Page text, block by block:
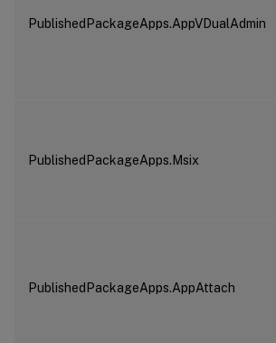
PublishedPackageApps.AppVDualAdmin
PublishedPackageApps.Msix
PublishedPackageApps.AppAttach